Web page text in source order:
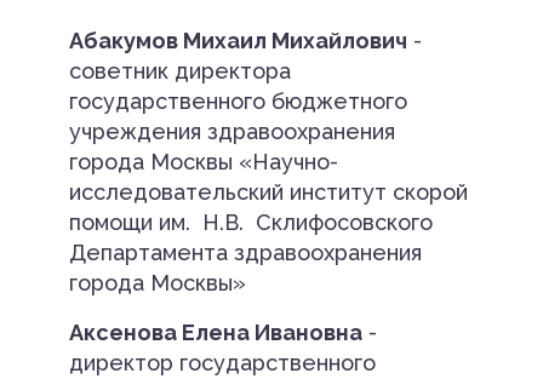
Абакумов Михаил Михайлович -
советник директора
государственного бюджетного
учреждения здравоохранения
города Москвы «Научно-
исследовательский институт скорой
помощи им. Н.В. Склифосовского
Департамента здравоохранения
города Москвы»
Аксенова Елена Ивановна-
директор государственного